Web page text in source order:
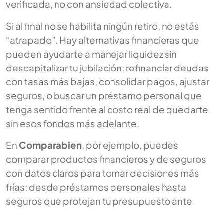
verificada, no con ansiedad colectiva.
Si al final no se habilita ningún retiro, no estás
“atrapado”. Hay alternativas financieras que
pueden ayudarte a manejar liquidez sin
descapitalizar tu jubilación: refinanciar deudas
con tasas más bajas, consolidar pagos, ajustar
seguros, o buscar un préstamo personal que
tenga sentido frente al costo real de quedarte
sin esos fondos más adelante.
En Comparabien, por ejemplo, puedes
comparar productos financieros y de seguros
con datos claros para tomar decisiones más
frías: desde préstamos personales hasta
seguros que protejan tu presupuesto ante